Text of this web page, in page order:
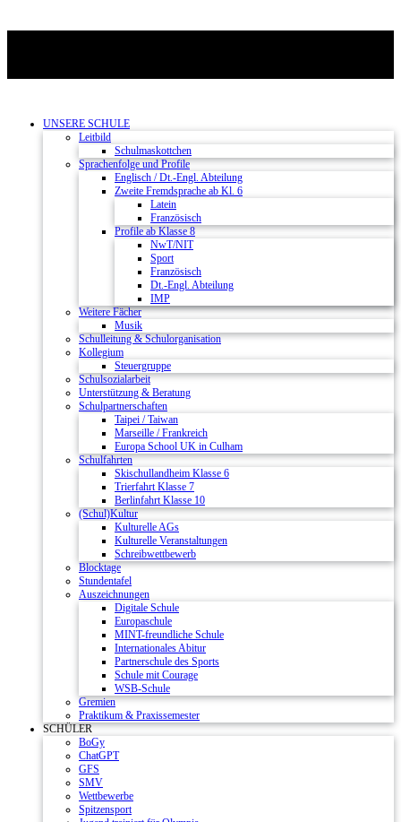
UNSERE SCHULE
Leitbild
Schulmaskottchen
Sprachenfolge und Profile
Englisch / Dt.-Engl. Abteilung
Zweite Fremdsprache ab Kl. 6
Latein
Französisch
Profile ab Klasse 8
NwT/NIT
Sport
Französisch
Dt.-Engl. Abteilung
IMP
Weitere Fächer
Musik
Schulleitung & Schulorganisation
Kollegium
Steuergruppe
Schulsozialarbeit
Unterstützung & Beratung
Schulpartnerschaften
Taipei / Taiwan
Marseille / Frankreich
Europa School UK in Culham
Schulfahrten
Skischullandheim Klasse 6
Trierfahrt Klasse 7
Berlinfahrt Klasse 10
(Schul)Kultur
Kulturelle AGs
Kulturelle Veranstaltungen
Schreibwettbewerb
Blocktage
Stundentafel
Auszeichnungen
Digitale Schule
Europaschule
MINT-freundliche Schule
Internationales Abitur
Partnerschule des Sports
Schule mit Courage
WSB-Schule
Gremien
Praktikum & Praxissemester
SCHÜLER
BoGy
ChatGPT
GFS
SMV
Wettbewerbe
Spitzensport